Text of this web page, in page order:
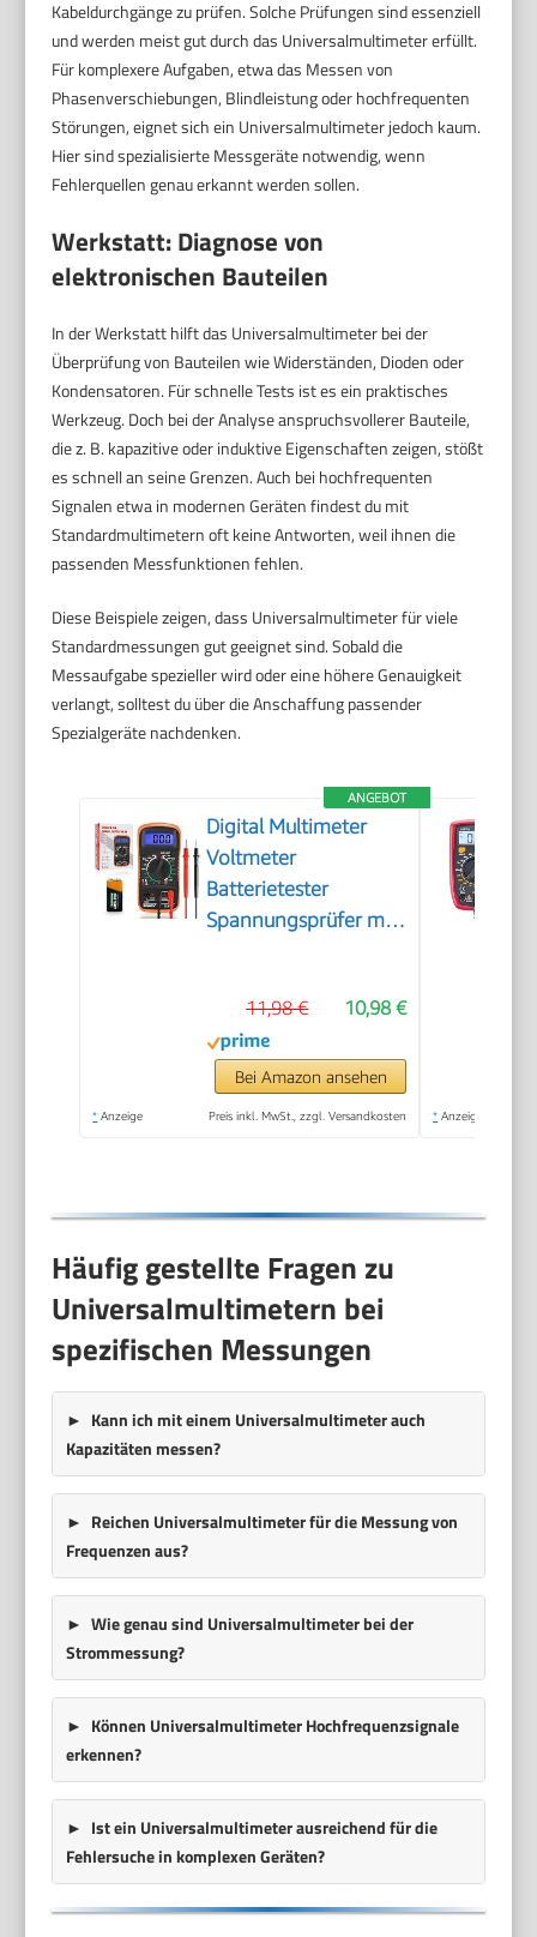
Kabeldurchgänge zu prüfen. Solche Prüfungen sind essenziell
und werden meist gut durch das Universalmultimeter erfüllt.
Für komplexere Aufgaben, etwa das Messen von
Phasenverschiebungen, Blindleistung oder hochfrequenten
Störungen, eignet sich ein Universalmultimeter jedoch kaum.
Hier sind spezialisierte Messgeräte notwendig, wenn
Fehlerquellen genau erkannt werden sollen.
Werkstatt: Diagnose von
elektronischen Bauteilen
In der Werkstatt hilft das Universalmultimeter bei der
Überprüfung von Bauteilen wie Widerständen, Dioden oder
Kondensatoren. Für schnelle Tests ist es ein praktisches
Werkzeug. Doch bei der Analyse anspruchsvollerer Bauteile,
die z. B. kapazitive oder induktive Eigenschaften zeigen, stößt
es schnell an seine Grenzen. Auch bei hochfrequenten
Signalen etwa in modernen Geräten findest du mit
Standardmultimetern oft keine Antworten, weil ihnen die
passenden Messfunktionen fehlen.
Diese Beispiele zeigen, dass Universalmultimeter für viele
Standardmessungen gut geeignet sind. Sobald die
Messaufgabe spezieller wird oder eine höhere Genauigkeit
verlangt, solltest du über die Anschaffung passender
Spezialgeräte nachdenken.
ANGEBOT
Digital Multimeter
Voltmeter
Batterietester
Spannungsprüfer mit
10,98 €
11,98 €
Bei Amazon ansehen
* Anzeige Preis inkl. MwSt., zzgl. Versandkosten * Anzeige
Häufig gestellte Fragen zu
Universalmultimetern bei
spezifischen Messungen
Kann ich mit einem Universalmultimeter auch
Kapazitäten messen?
Reichen Universalmultimeter für die Messung von
Frequenzen aus?
Wie genau sind Universalmultimeter bei der
Strommessung?
Können Universalmultimeter Hochfrequenzsignale
erkennen?
Ist ein Universalmultimeter ausreichend für die
Fehlersuche in komplexen Geräten?